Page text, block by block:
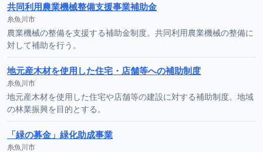
共同利用農業機械整備支援事業補助金
糸魚川市
農業機械の整備を支援する補助金制度。共同利用農業機械の整備に
対して補助を行う。
地元産木材を使用した住宅・店舗等への補助制度
糸魚川市
地元産木材を使用した住宅や店舗等の建設に対する補助制度。地域
の林業振興を目的とする。
「緑の募金」緑化助成事業
糸魚川市